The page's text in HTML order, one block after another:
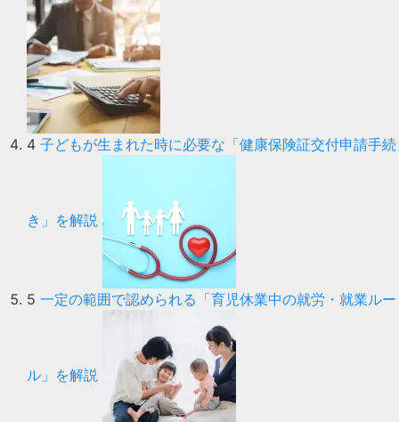
4 子どもが生まれた時に必要な「健康保険証交付申請手続
き」を解説
5 一定の範囲で認められる「育児休業中の就労・就業ルー
ル」を解説